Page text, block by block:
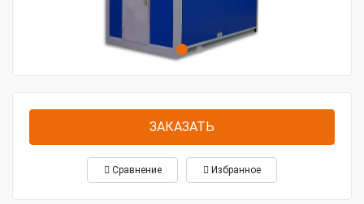
ЗАКАЗАТЬ
Сравнение Избранное